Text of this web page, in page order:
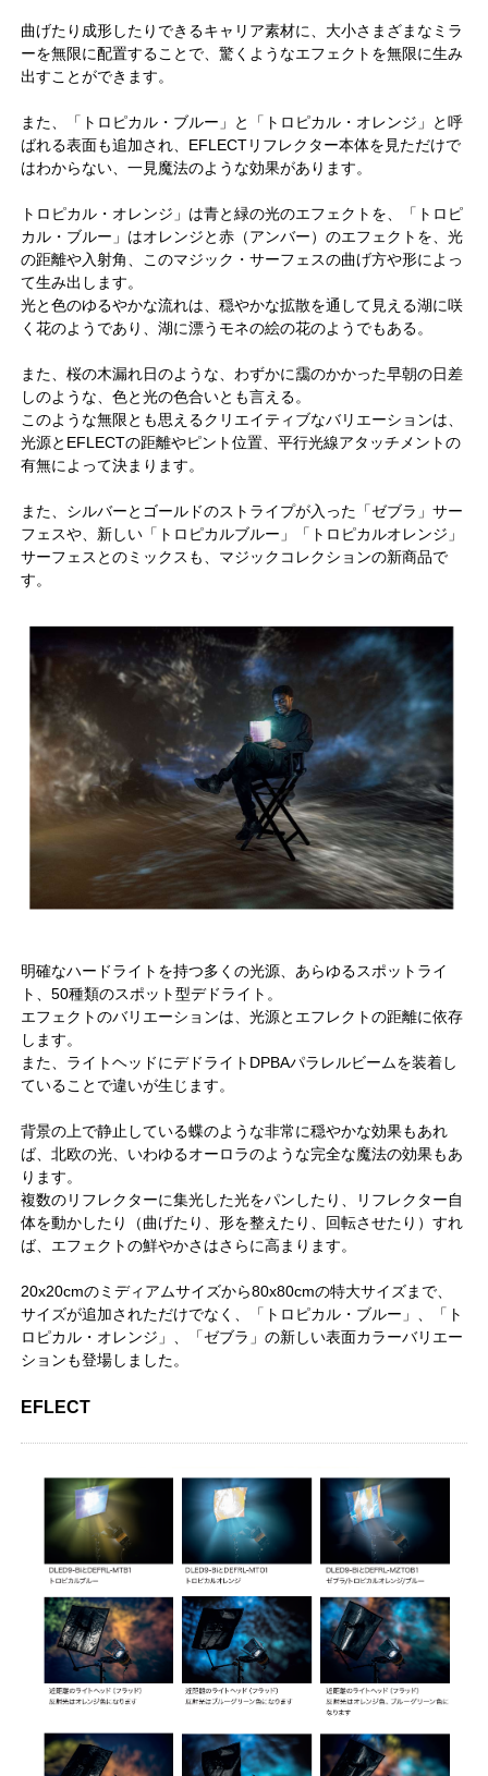
曲げたり成形したりできるキャリア素材に、大小さまざまなミラ
ーを無限に配置することで、驚くようなエフェクトを無限に生み
出すことができます。
また、「トロピカル・ブルー」と「トロピカル・オレンジ」と呼
ばれる表面も追加され、EFLECTリフレクター本体を見ただけで
はわからない、一見魔法のような効果があります。
トロピカル・オレンジ」は青と緑の光のエフェクトを、「トロピ
カル・ブルー」はオレンジと赤（アンバー）のエフェクトを、光
の距離や入射角、このマジック・サーフェスの曲げ方や形によっ
て生み出します。
光と色のゆるやかな流れは、穏やかな拡散を通して見える湖に咲
く花のようであり、湖に漂うモネの絵の花のようでもある。
また、桜の木漏れ日のような、わずかに靄のかかった早朝の日差
しのような、色と光の色合いとも言える。
このような無限とも思えるクリエイティブなバリエーションは、
光源とEFLECTの距離やピント位置、平行光線アタッチメントの
有無によって決まります。
また、シルバーとゴールドのストライプが入った「ゼブラ」サー
フェスや、新しい「トロピカルブルー」「トロピカルオレンジ」
サーフェスとのミックスも、マジックコレクションの新商品で
す。
明確なハードライトを持つ多くの光源、あらゆるスポットライ
ト、50種類のスポット型デドライト。
エフェクトのバリエーションは、光源とエフレクトの距離に依存
します。
また、ライトヘッドにデドライトDPBAパラレルビームを装着し
ていることで違いが生じます。
背景の上で静止している蝶のような非常に穏やかな効果もあれ
ば、北欧の光、いわゆるオーロラのような完全な魔法の効果もあ
ります。
複数のリフレクターに集光した光をパンしたり、リフレクター自
体を動かしたり（曲げたり、形を整えたり、回転させたり）すれ
ば、エフェクトの鮮やかさはさらに高まります。
20x20cmのミディアムサイズから80x80cmの特大サイズまで、
サイズが追加されただけでなく、「トロピカル・ブルー」、「ト
ロピカル・オレンジ」、「ゼブラ」の新しい表面カラーバリエー
ションも登場しました。
EFLECT